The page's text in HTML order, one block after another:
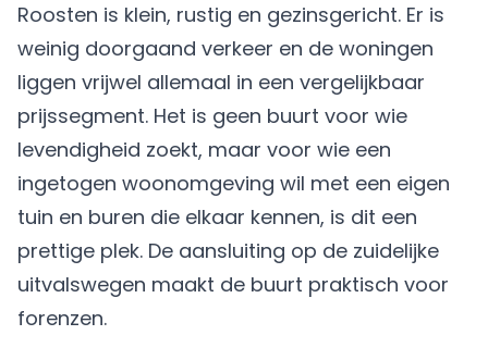
Roosten is klein, rustig en gezinsgericht. Er is
weinig doorgaand verkeer en de woningen
liggen vrijwel allemaal in een vergelijkbaar
prijssegment. Het is geen buurt voor wie
levendigheid zoekt, maar voor wie een
ingetogen woonomgeving wil met een eigen
tuin en buren die elkaar kennen, is dit een
prettige plek. De aansluiting op de zuidelijke
uitvalswegen maakt de buurt praktisch voor
forenzen.